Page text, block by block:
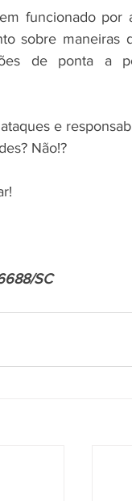
funcionado por
sobre maneiras
de ponta a
e
Não!?
SC